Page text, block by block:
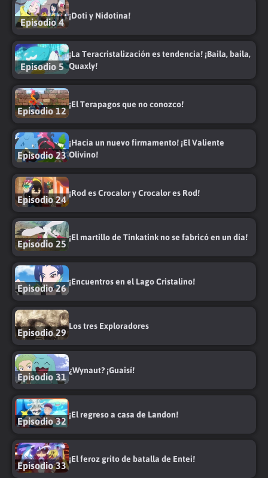
Episodio 4
¡Doti y Nidotina!
Episodio 5
¡La Teracristalización es tendencia! ¡Baila, baila,
Quaxly!
Episodio 12
¡El Terapagos que no conozco!
Episodio 23
¡Hacia un nuevo firmamento! ¡El Valiente
Olivino!
Episodio 24
¡Rod es Crocalor y Crocalor es Rod!
Episodio 25
¡El martillo de Tinkatink no se fabricó en un día!
Episodio 26
¡Encuentros en el Lago Cristalino!
Episodio 29
Los tres Exploradores
Episodio 31
¿Wynaut? ¡Guaisí!
Episodio 32
¡El regreso a casa de Landon!
Episodio 33
¡El feroz grito de batalla de Entei!